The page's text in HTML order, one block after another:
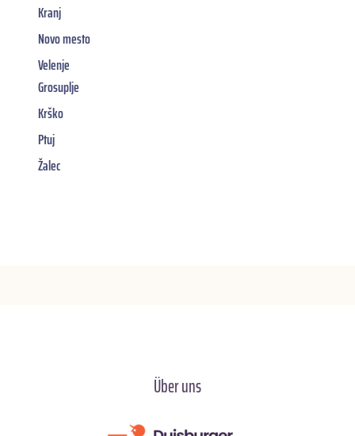
Kranj
Novo mesto
Velenje
Grosuplje
Krško
Ptuj
Žalec
Über uns